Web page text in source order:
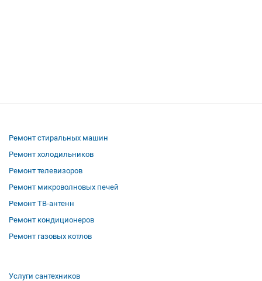
Ремонт стиральных машин
Ремонт холодильников
Ремонт телевизоров
Ремонт микроволновых печей
Ремонт ТВ-антенн
Ремонт кондиционеров
Ремонт газовых котлов
Услуги сантехников